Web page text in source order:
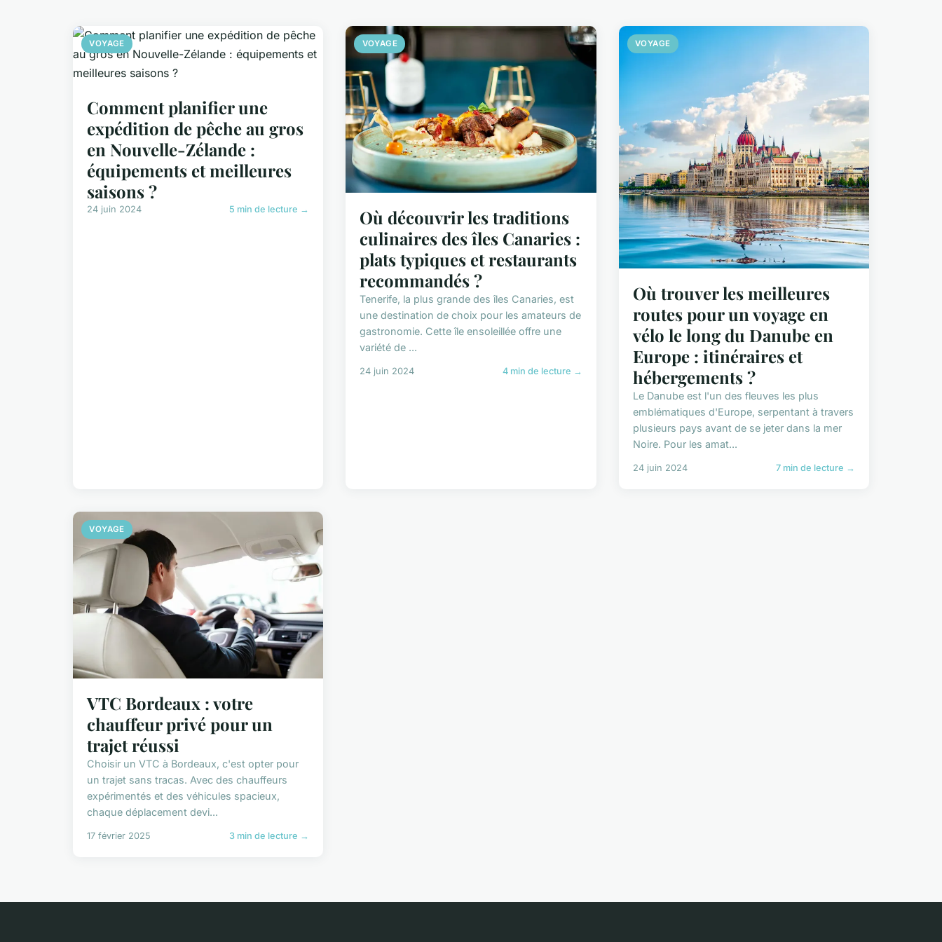
VOYAGE
Comment planifier une
expédition de pêche au gros
en Nouvelle-Zélande :
équipements et meilleures
saisons ?
24 juin 2024 5 min de lecture →
VOYAGE
Où découvrir les traditions
culinaires des îles Canaries :
plats typiques et restaurants
recommandés ?
Tenerife, la plus grande des îles Canaries, est
une destination de choix pour les amateurs de
gastronomie. Cette île ensoleillée offre une
variété de ...
24 juin 2024 4 min de lecture →
VOYAGE
Où trouver les meilleures
routes pour un voyage en
vélo le long du Danube en
Europe : itinéraires et
hébergements ?
Le Danube est l'un des fleuves les plus
emblématiques d'Europe, serpentant à travers
plusieurs pays avant de se jeter dans la mer
Noire. Pour les amat...
24 juin 2024 7 min de lecture →
VOYAGE
VTC Bordeaux : votre
chauffeur privé pour un
trajet réussi
Choisir un VTC à Bordeaux, c'est opter pour
un trajet sans tracas. Avec des chauffeurs
expérimentés et des véhicules spacieux,
chaque déplacement devi...
17 février 2025 3 min de lecture →